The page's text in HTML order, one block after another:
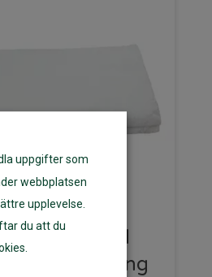
med
spjälsäng
uppgifter som
webbplatsen
upplevelse.
du att du